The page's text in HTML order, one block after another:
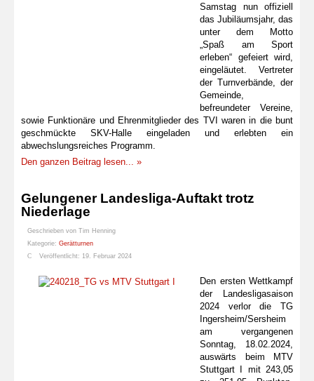
Samstag nun offiziell
das Jubiläumsjahr, das
unter dem Motto
„Spaß am Sport
erleben“ gefeiert wird,
eingeläutet. Vertreter
der Turnverbände, der
Gemeinde,
befreundeter Vereine,
sowie Funktionäre und Ehrenmitglieder des TVI waren in die bunt
geschmückte SKV-Halle eingeladen und erlebten ein
abwechslungsreiches Programm.
Den ganzen Beitrag lesen... »
Gelungener Landesliga-Auftakt trotz
Niederlage
Geschrieben von Tim Henning
Kategorie: Gerätturnen
Veröffentlicht: 19. Februar 2024
Den ersten Wettkampf
der Landesligasaison
2024 verlor die TG
Ingersheim/Sersheim
am vergangenen
Sonntag, 18.02.2024,
auswärts beim MTV
Stuttgart I mit 243,05